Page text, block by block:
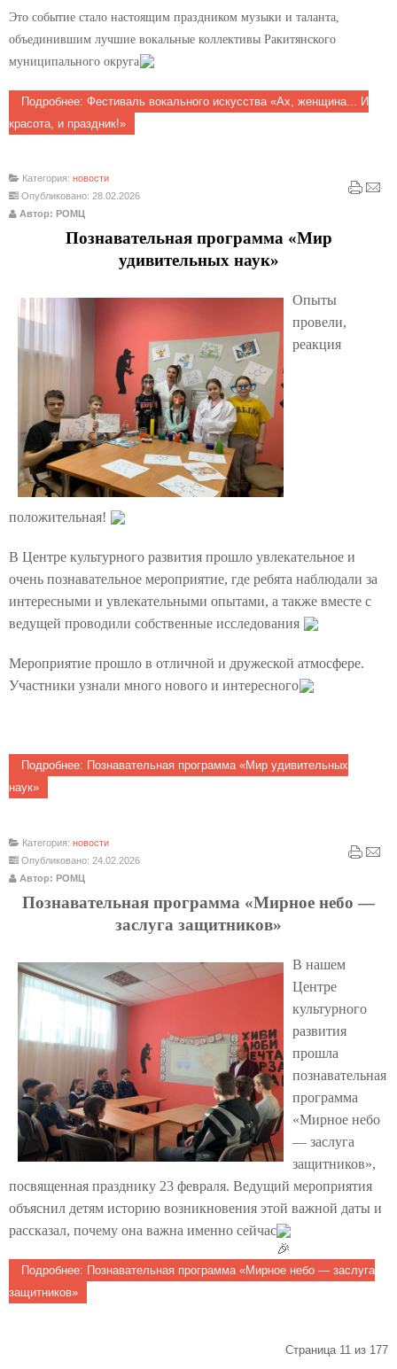
Это событие стало настоящим праздником музыки и таланта,
объединившим лучшие вокальные коллективы Ракитянского
муниципального округа
Подробнее: Фестиваль вокального искусства «Ах, женщина... И
красота, и праздник!»
Категория: новости
Опубликовано: 28.02.2026
Автор: РОМЦ
Познавательная программа «Мир
удивительных наук»
Опыты
провели,
реакция
положительная!
В Центре культурного развития прошло увлекательное и
очень познавательное мероприятие, где ребята наблюдали за
интересными и увлекательными опытами, а также вместе с
ведущей проводили собственные исследования
Мероприятие прошло в отличной и дружеской атмосфере.
Участники узнали много нового и интересного
Подробнее: Познавательная программа «Мир удивительных
наук»
Категория: новости
Опубликовано: 24.02.2026
Автор: РОМЦ
Познавательная программа «Мирное небо —
заслуга защитников»
В нашем
Центре
культурного
развития
прошла
познавательная
программа
«Мирное небо
— заслуга
защитников»,
посвященная празднику 23 февраля. Ведущий мероприятия
объяснил детям историю возникновения этой важной даты и
рассказал, почему она важна именно сейчас
Подробнее: Познавательная программа «Мирное небо — заслуга
защитников»
Страница 11 из 177